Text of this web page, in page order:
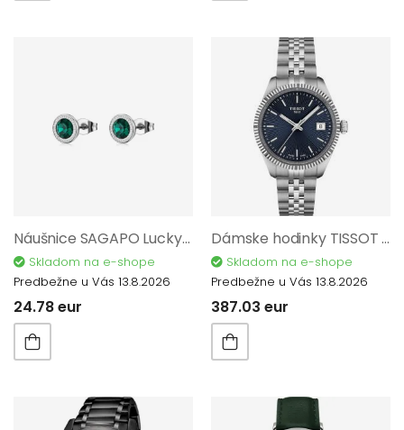
Náušnice SAGAPO Lucky Light SKT64
Skladom na e-shope
Predbežne u Vás 13.8.2026
24.78 eur
Dámske hodinky TISSOT Ballade T156.210.11.041.00
Skladom na e-shope
Predbežne u Vás 13.8.2026
387.03 eur